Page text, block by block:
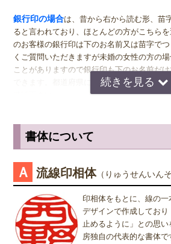
屋久杉印材は、湿気等過酷な環境に耐え抜
女関係なく大きいものをおすすめします。代
り下さい。印材によっては、21.0ミリもご
際は、各商品ページにてご確認ください。
銀行印の男性用は、16.5ミリがおすすめで
小さ目の10.5ミリが無難かもしれません。
すめです。
※実印・銀行印・認印の表記は、当店で分類
ますが、銀行印をご注文された場合でも、
も問題ありません。ご使用用途は、お客様
す。
銀行印の場合は、昔から右から読む形、苗
ると言われており、ほとんどの方がこちら
のお客様の銀行印は下のお名前又は苗字で
くご質問いただきますが未婚の女性の方の
ことがありますので銀行印も下のお名前だ
できます。都道府県により登録できない所
が書いてあるのか読めるほうがいいかと思
出すならテンショ体、味わい深いものなら
姓または名で、漢字1文字のお客様
『書体』をお選び頂く際、漢字一文字のお
コ" どちらを選択すればよいのかお問い合
"ヨコ" どちらを選んで頂いても、選択によ
はございませんので "たて" "ヨコ" どちらか
書体について
Ａ 流線印相体（りゅうせんいん
印相体をもとに、線の
デザインで作成してお
止めるように」との思
房独自の代表的な書体